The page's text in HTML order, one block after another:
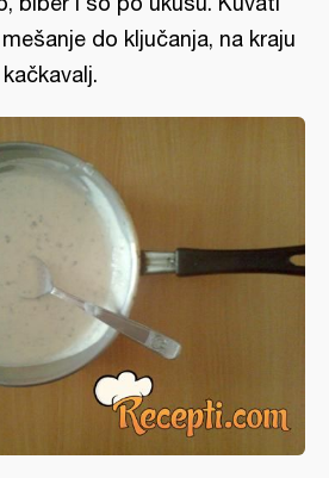
do ključanja, na kraju